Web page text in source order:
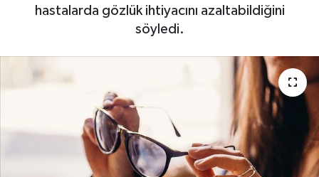
hastalarda gözlük ihtiyacını azaltabildiğini
söyledi.
Kültür Sanat
Magazin
Resmi İlanlar